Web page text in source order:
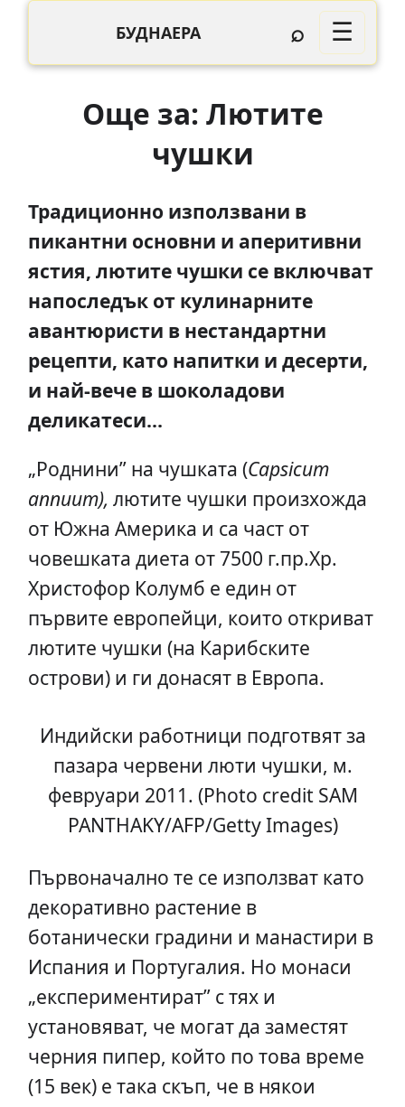
БУДНАЕРА ⌕ ☰
Още за: Лютите
чушки
Традиционно използвани в
пикантни основни и аперитивни
ястия, лютите чушки се включват
напоследък от кулинарните
авантюристи в нестандартни
рецепти, като напитки и десерти,
и най-вече в шоколадови
деликатеси…
„Роднини” на чушката (Capsicum
annuum), лютите чушки произхожда
от Южна Америка и са част от
човешката диета от 7500 г.пр.Хр.
Христофор Колумб е един от
първите европейци, които откриват
лютите чушки (на Карибските
острови) и ги донасят в Европа.
Индийски работници подготвят за
пазара червени люти чушки, м.
февруари 2011. (Photo credit SAM
PANTHAKY/AFP/Getty Images)
Първоначално те се използват като
декоративно растение в
ботанически градини и манастири в
Испания и Португалия. Но монаси
„експериментират” с тях и
установяват, че могат да заместят
черния пипер, който по това време
(15 век) е така скъп, че в някои